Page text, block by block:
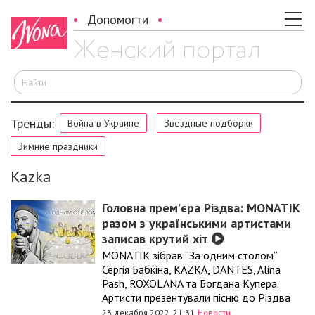
Допомогти
Тренды: Война в Украине
Звёздные подборки
Зимние праздники
Kazka
Головна прем’єра Різдва: MONATIK
разом з українськими артистами
записав крутий хіт
MONATIK зібрав “За одним столом”
Сергія Бабкіна, KAZKA, DANTES, Alina
Pash, ROXOLANA та Богдана Купера.
Артисти презентували пісню до Різдва
23 декабря 2022, 21:31 Новости